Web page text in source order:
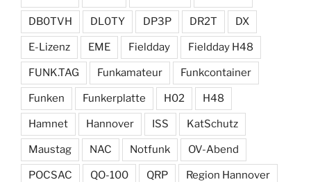
DB0TVH DL0TY DP3P DR2T DX
E-Lizenz EME Fieldday Fieldday H48
FUNK.TAG Funkamateur Funkcontainer
Funken Funkerplatte H02 H48
Hamnet Hannover ISS KatSchutz
Maustag NAC Notfunk OV-Abend
POCSAC QO-100 QRP Region Hannover